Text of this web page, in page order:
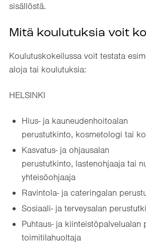
sisällöstä.
Mitä koulutuksia voit
Koulutuskokeilussa voit testata
aloja tai koulutuksia:
HELSINKI
Hius- ja kauneudenhoitoalan
perustutkinto, kosmetologi tai
Kasvatus- ja ohjausalan
perustutkinto, lastenohjaaja tai
yhteisöohjaaja
Ravintola- ja cateringalan
Sosiaali- ja terveysalan
Puhtaus- ja kiinteistöpalvelualan
toimitilahuoltaja